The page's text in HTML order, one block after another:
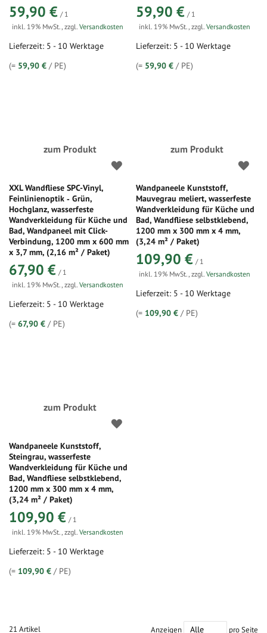
59,90 € / 1
inkl. 19% MwSt., zzgl. Versandkosten
Lieferzeit: 5 - 10 Werktage
(= 59,90 € / PE)
59,90 € / 1
inkl. 19% MwSt.,zzgl.Versandkosten
Lieferzeit: 5 - 10 Werktage
(= 59,90 € / PE)
zum Produkt
XXL Wandfliese SPC-Vinyl,
Feinlinienoptik ‑ Grün,
Hochglanz, wasserfeste
Wandverkleidung für Küche und
Bad, Wandpaneel mit Click-
Verbindung, 1200 mm x 600 mm
x 3,7 mm, (2,16 m² / Paket)
67,90 € / 1
inkl. 19% MwSt., zzgl. Versandkosten
Lieferzeit: 5 - 10 Werktage
(= 67,90 € / PE)
zum Produkt
Wandpaneele Kunststoff,
Mauvegrau meliert, wasserfeste
Wandverkleidung für Küche und
Bad, Wandfliese selbstklebend,
1200 mm x 300 mm x 4 mm,
(3,24 m² / Paket)
109,90 € / 1
inkl. 19% MwSt.,zzgl.Versandkosten
Lieferzeit: 5 - 10 Werktage
(= 109,90 € / PE)
zum Produkt
Wandpaneele Kunststoff,
Steingrau, wasserfeste
Wandverkleidung für Küche und
Bad, Wandfliese selbstklebend,
1200 mm x 300 mm x 4 mm,
(3,24 m² / Paket)
109,90 € / 1
inkl. 19% MwSt., zzgl. Versandkosten
Lieferzeit: 5 - 10 Werktage
(= 109,90 € / PE)
21 Artikel Anzeigen pro Seite